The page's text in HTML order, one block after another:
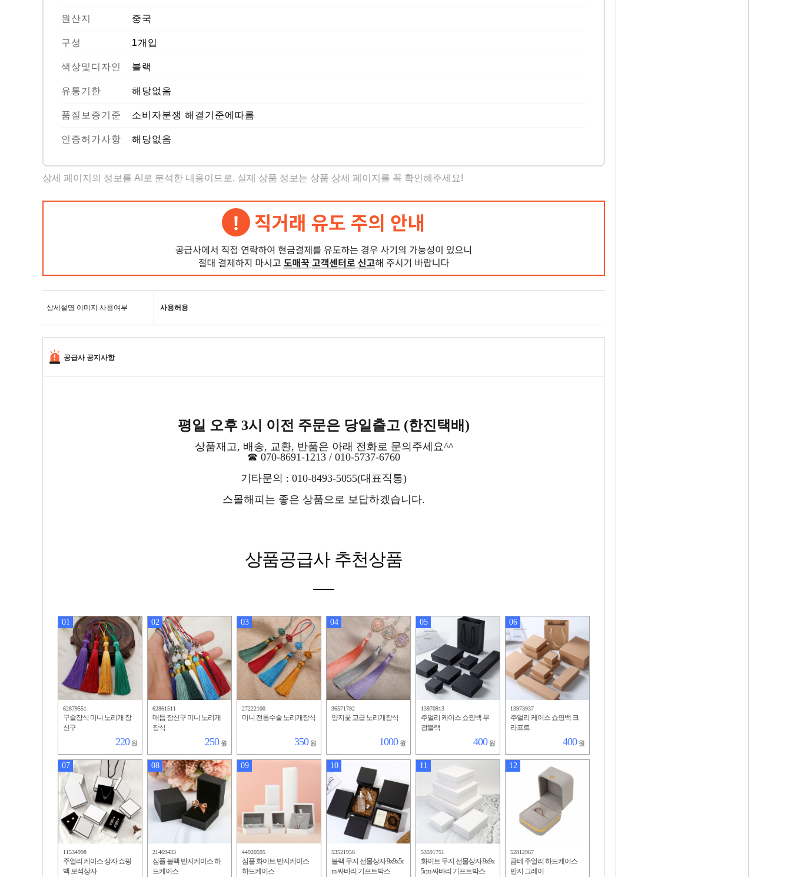
원산지 중국
구성 1개입
색상및디자인 블랙
유통기한 해당없음
품질보증기준 소비자분쟁 해결기준에따름
인증허가사항 해당없음
상세 페이지의 정보를 AI로 분석한 내용이므로, 실제 상품 정보는 상품 상세 페이지를 꼭 확인해주세요!
상세설명 이미지 사용여부 사용허용
공급사 공지사항
평일 오후 3시 이전 주문은 당일출고 (한진택배)
상품재고, 배송, 교환, 반품은 아래 전화로 문의주세요^^
☎ 070-8691-1213 / 010-5737-6760
기타문의 : 010-8493-5055(대표직통)
스몰해피는 좋은 상품으로 보답하겠습니다.
상품공급사 추천상품
01
62879551
구슬장식 미니 노리개 장
신구
220 원
02
62861511
매듭 장신구 미니 노리개
장식
250 원
03
27222100
미니 전통수술 노리개장식
350 원
04
36571792
양지꽃 고급 노리개장식
1000 원
05
13970913
주얼리 케이스 쇼핑백 무
광블랙
400 원
06
13973937
주얼리 케이스 쇼핑백 크
라프트
400 원
07
11534998
주얼리 케이스 상자 쇼핑
백 보석상자
08
21469433
심플 블랙 반지케이스 하
드케이스
09
44920595
심플 화이트 반지케이스
하드케이스
10
53521956
블랙 무지 선물상자 9x9x5c
m 싸바리 기프트박스
11
53591751
화이트 무지 선물상자 9x9x
5cm 싸바리 기프트박스
12
52812967
금테 주얼리 하드케이스
반지 그레이